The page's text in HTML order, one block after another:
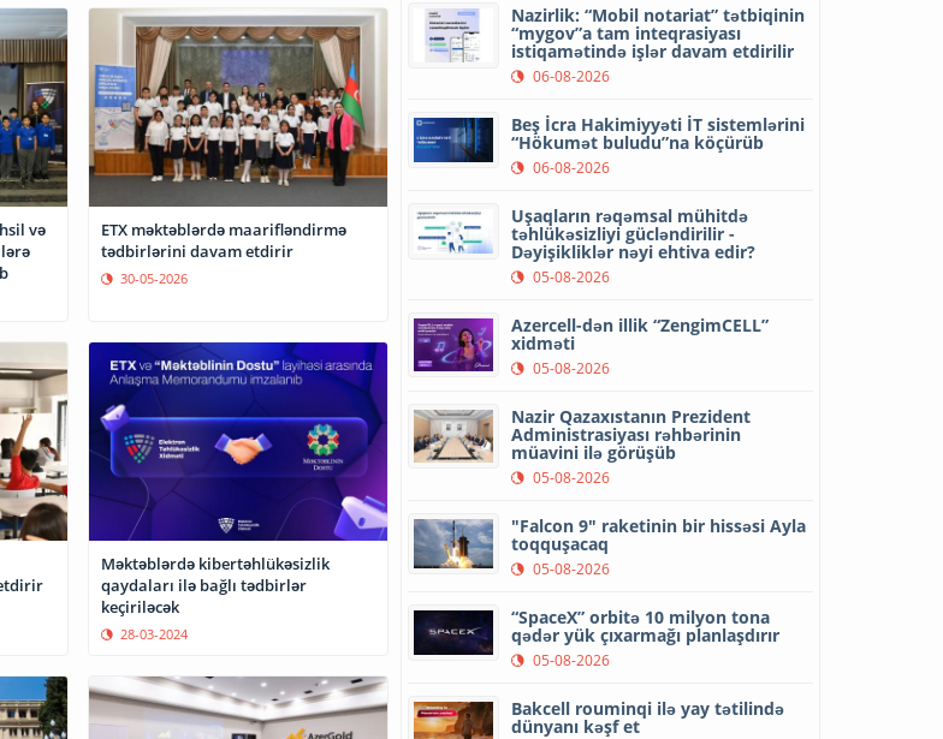
və
ETX məktəblərdə maarifləndirmə
tədbirlərini davam etdirir
30-05-2026
Məktəblərdə kibertəhlükəsizlik
qaydaları ilə bağlı tədbirlər
keçiriləcək
28-03-2024
Nazirlik: “Mobil notariat” tətbiqinin
“mygov”a tam inteqrasiyası
istiqamətində işlər davam etdirilir
06-08-2026
Beş İcra Hakimiyyəti İT sistemlərini
“Hökumət buludu”na köçürüb
06-08-2026
Uşaqların rəqəmsal mühitdə
təhlükəsizliyi gücləndirilir -
Dəyişikliklər nəyi ehtiva edir?
05-08-2026
Azercell-dən illik “ZengimCELL”
xidməti
05-08-2026
Nazir Qazaxıstanın Prezident
Administrasiyası rəhbərinin
müavini ilə görüşüb
05-08-2026
"Falcon 9" raketinin bir hissəsi Ayla
toqquşacaq
05-08-2026
“SpaceX” orbitə 10 milyon tona
qədər yük çıxarmağı planlaşdırır
05-08-2026
Bakcell rouminqi ilə yay tətilində
dünyanı kəşf et